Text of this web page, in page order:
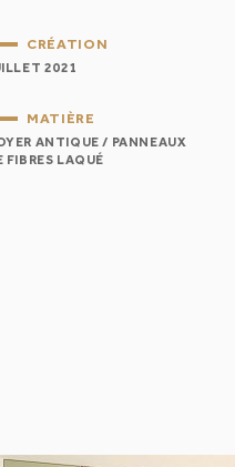
CRÉATION
2021
MATIÈRE
ANTIQUE / PANNEAUX
FIBRES LAQUÉ